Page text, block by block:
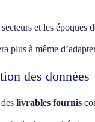
et les époques
plus à même
des données
livrables fournis